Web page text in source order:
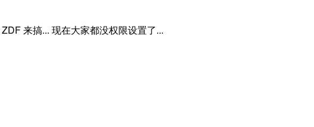
ZDF来搞... 现在大家都没权限设置了...